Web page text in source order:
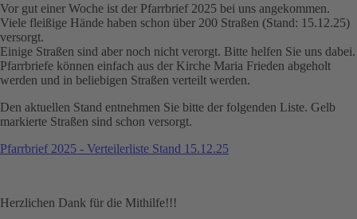
Vor gut einer Woche ist der Pfarrbrief 2025 bei uns angekommen.
Viele fleißige Hände haben schon über 200 Straßen (Stand: 15.12.25)
versorgt.
Einige Straßen sind aber noch nicht verorgt. Bitte helfen Sie uns dabei.
Pfarrbriefe können einfach aus der Kirche Maria Frieden abgeholt
werden und in beliebigen Straßen verteilt werden.
Den aktuellen Stand entnehmen Sie bitte der folgenden Liste. Gelb
markierte Straßen sind schon versorgt.
Pfarrbrief 2025 - Verteilerliste Stand 15.12.25
Herzlichen Dank für die Mithilfe!!!